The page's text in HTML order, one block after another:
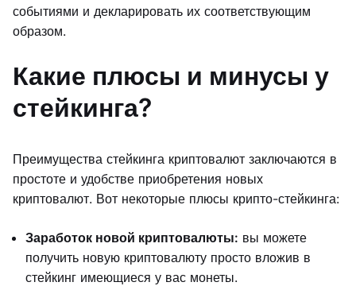
событиями и декларировать их соответствующим
образом.
Какие плюсы и минусы у
стейкинга?
Преимущества стейкинга криптовалют заключаются в
простоте и удобстве приобретения новых
криптовалют. Вот некоторые плюсы крипто-стейкинга:
Заработок новой криптовалюты: вы можете
получить новую криптовалюту просто вложив в
стейкинг имеющиеся у вас монеты.